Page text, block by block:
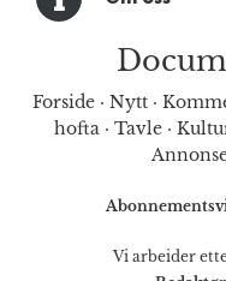
Forside · Nytt ·
hofta· Tavle·
Vi arbeider